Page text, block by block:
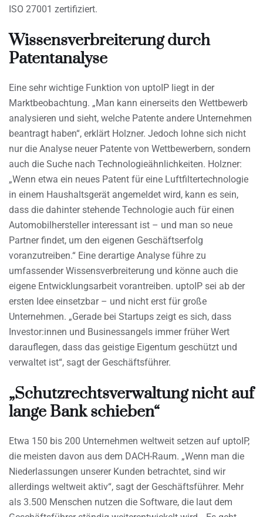
ISO 27001 zertifiziert.
Wissensverbreiterung durch
Patentanalyse
Eine sehr wichtige Funktion von uptoIP liegt in der
Marktbeobachtung. „Man kann einerseits den Wettbewerb
analysieren und sieht, welche Patente andere Unternehmen
beantragt haben“, erklärt Holzner. Jedoch lohne sich nicht
nur die Analyse neuer Patente von Wettbewerbern, sondern
auch die Suche nach Technologieähnlichkeiten. Holzner:
„Wenn etwa ein neues Patent für eine Luftfiltertechnologie
in einem Haushaltsgerät angemeldet wird, kann es sein,
dass die dahinter stehende Technologie auch für einen
Automobilhersteller interessant ist – und man so neue
Partner findet, um den eigenen Geschäftserfolg
voranzutreiben.“ Eine derartige Analyse führe zu
umfassender Wissensverbreiterung und könne auch die
eigene Entwicklungsarbeit vorantreiben. uptoIP sei ab der
ersten Idee einsetzbar – und nicht erst für große
Unternehmen. „Gerade bei Startups zeigt es sich, dass
Investor:innen und Businessangels immer früher Wert
darauflegen, dass das geistige Eigentum geschützt und
verwaltet ist“, sagt der Geschäftsführer.
„Schutzrechtsverwaltung nicht auf
lange Bank schieben“
Etwa 150 bis 200 Unternehmen weltweit setzen auf uptoIP,
die meisten davon aus dem DACH-Raum. „Wenn man die
Niederlassungen unserer Kunden betrachtet, sind wir
allerdings weltweit aktiv“, sagt der Geschäftsführer. Mehr
als 3.500 Menschen nutzen die Software, die laut dem